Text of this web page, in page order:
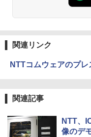
関連リンク
NTTコムウェアのプレ
関連記事
NTT、
像のデ